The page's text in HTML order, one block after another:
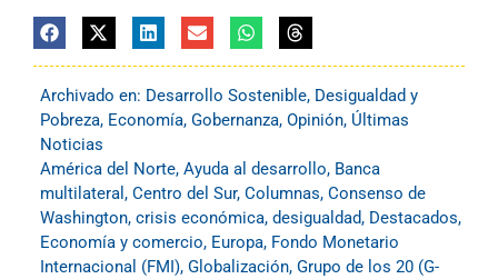
Archivado en: Desarrollo Sostenible, Desigualdad y
Pobreza, Economía, Gobernanza, Opinión, Últimas
Noticias
América del Norte, Ayuda al desarrollo, Banca
multilateral , Centro del Sur, Columnas, Consenso de
Washington, crisis económica, desigualdad, Destacados,
Economía y comercio, Europa, Fondo Monetario
Internacional (FMI), Globalización, Grupo de los 20 (G-